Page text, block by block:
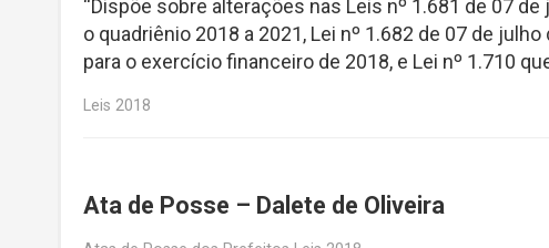
“Dispõe sobre alterações nas Leis nº 1.681 de 07
o quadriênio 2018 a 2021, Lei nº 1.682 de 07 de
para o exercício financeiro de 2018, e Lei nº 1.710
Leis 2018
Ata de Posse – Dalete de Oliveira